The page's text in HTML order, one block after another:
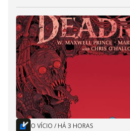
O VÍCIO / HÁ 3 HORAS